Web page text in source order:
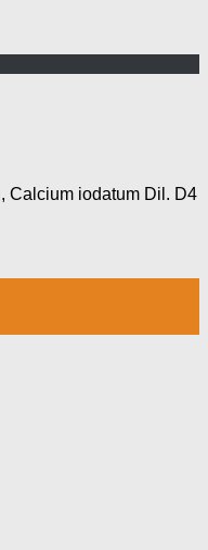
Calcium iodatum Dil. D4